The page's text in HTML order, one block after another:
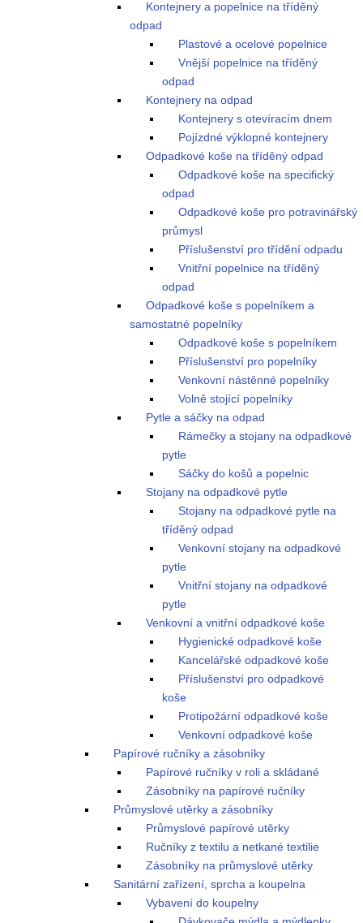
Kontejnery a popelnice na tříděný
odpad
Plastové a ocelové popelnice
Vnější popelnice na tříděný
odpad
Kontejnery na odpad
Kontejnery s otevíracím dnem
Pojízdné výklopné kontejnery
Odpadkové koše na tříděný odpad
Odpadkové koše na specifický
odpad
Odpadkové koše pro potravinářský
průmysl
Příslušenství pro třídění odpadu
Vnitřní popelnice na tříděný
odpad
Odpadkové koše s popelníkem a
samostatné popelníky
Odpadkové koše s popelníkem
Příslušenství pro popelníky
Venkovní nástěnné popelníky
Volně stojící popelníky
Pytle a sáčky na odpad
Rámečky a stojany na odpadkové
pytle
Sáčky do košů a popelnic
Stojany na odpadkové pytle
Stojany na odpadkové pytle na
tříděný odpad
Venkovní stojany na odpadkové
pytle
Vnitřní stojany na odpadkové
pytle
Venkovní a vnitřní odpadkové koše
Hygienické odpadkové koše
Kancelářské odpadkové koše
Příslušenství pro odpadkové
koše
Protipožární odpadkové koše
Venkovní odpadkové koše
Papírové ručníky a zásobníky
Papírové ručníky v roli a skládané
Zásobníky na papírové ručníky
Průmyslové utěrky a zásobníky
Průmyslové papírové utěrky
Ručníky z textilu a netkané textilie
Zásobníky na průmyslové utěrky
Sanitární zařízení, sprcha a koupelna
Vybavení do koupelny